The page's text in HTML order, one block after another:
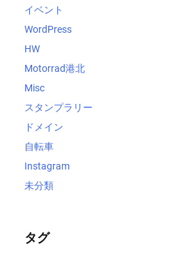
イベント
WordPress
HW
Motorrad港北
Misc
スタンプラリー
ドメイン
自転車
Instagram
未分類
タグ